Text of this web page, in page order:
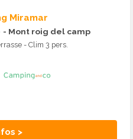
Miramar
- Mont roig del camp
- Clim 3 pers.
>